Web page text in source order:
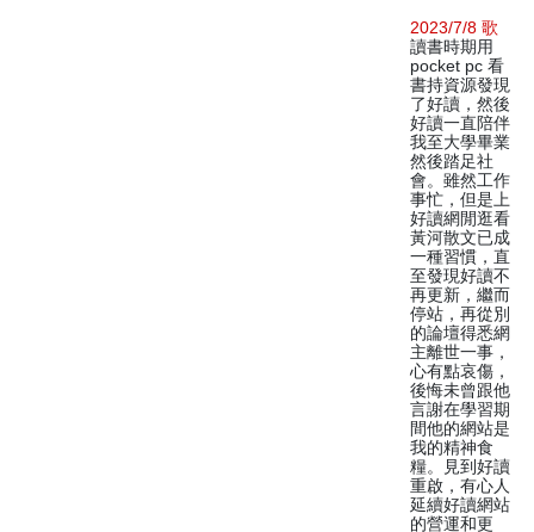
2023/7/8 歌
讀書時期用
pocket pc 看
書持資源發現
了好讀，然後
好讀一直陪伴
我至大學畢業
然後踏足社
會。雖然工作
事忙，但是上
好讀網閒逛看
黃河散文已成
一種習慣，直
至發現好讀不
再更新，繼而
停站，再從別
的論壇得悉網
主離世一事，
心有點哀傷，
後悔未曾跟他
言謝在學習期
間他的網站是
我的精神食
糧。見到好讀
重啟，有心人
延續好讀網站
的營運和更